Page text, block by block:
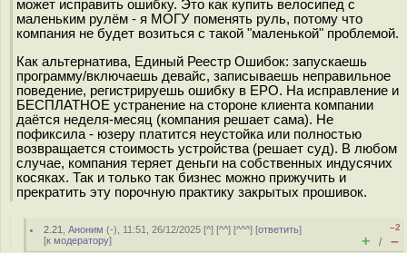
может исправить ошибку. Это как купить велосипед с
маленьким рулём - я МОГУ поменять руль, потому что
компания не будет возиться с такой "маленькой" проблемой.
Как альтернатива, Единый Реестр Ошибок: запускаешь
программу/включаешь девайс, записываешь неправильное
поведение, регистрируешь ошибку в ЕРО. На исправление и
БЕСПЛАТНОЕ устранение на стороне клиента компании
даётся неделя-месяц (компания решает сама). Не
пофиксила - юзеру платится неустойка или полностью
возвращается стоимость устройства (решает суд). В любом
случае, компания теряет деньги на собственных индусячих
косяках. Так и только так бизнес можно прижучить и
прекратить эту порочную практику закрытых прошивок.
2.21 ,Аноним (-), 11:51, 26/12/2025 [^] [^^] [^^^] [ответить]
[к модератору]
–2
+ / –